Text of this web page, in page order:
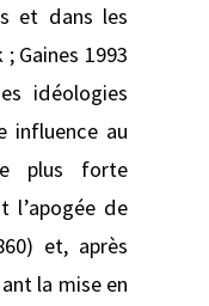
et dans les
Gaines 1993
idéologies
influence au
plus forte
l’apogée de
et, après
la mise en